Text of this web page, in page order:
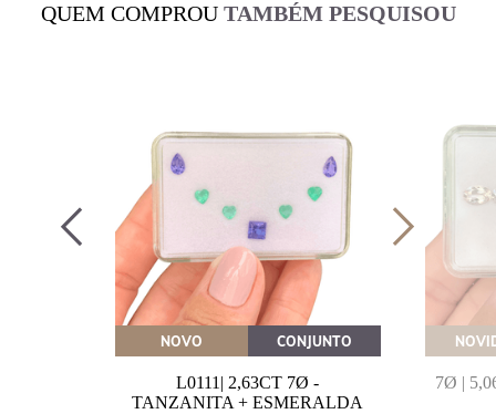
QUEM COMPROU TAMBÉM PESQUISOU
NOVO CONJUNTO
L0111| 2,63CT 7Ø -
TANZANITA + ESMERALDA
7Ø |